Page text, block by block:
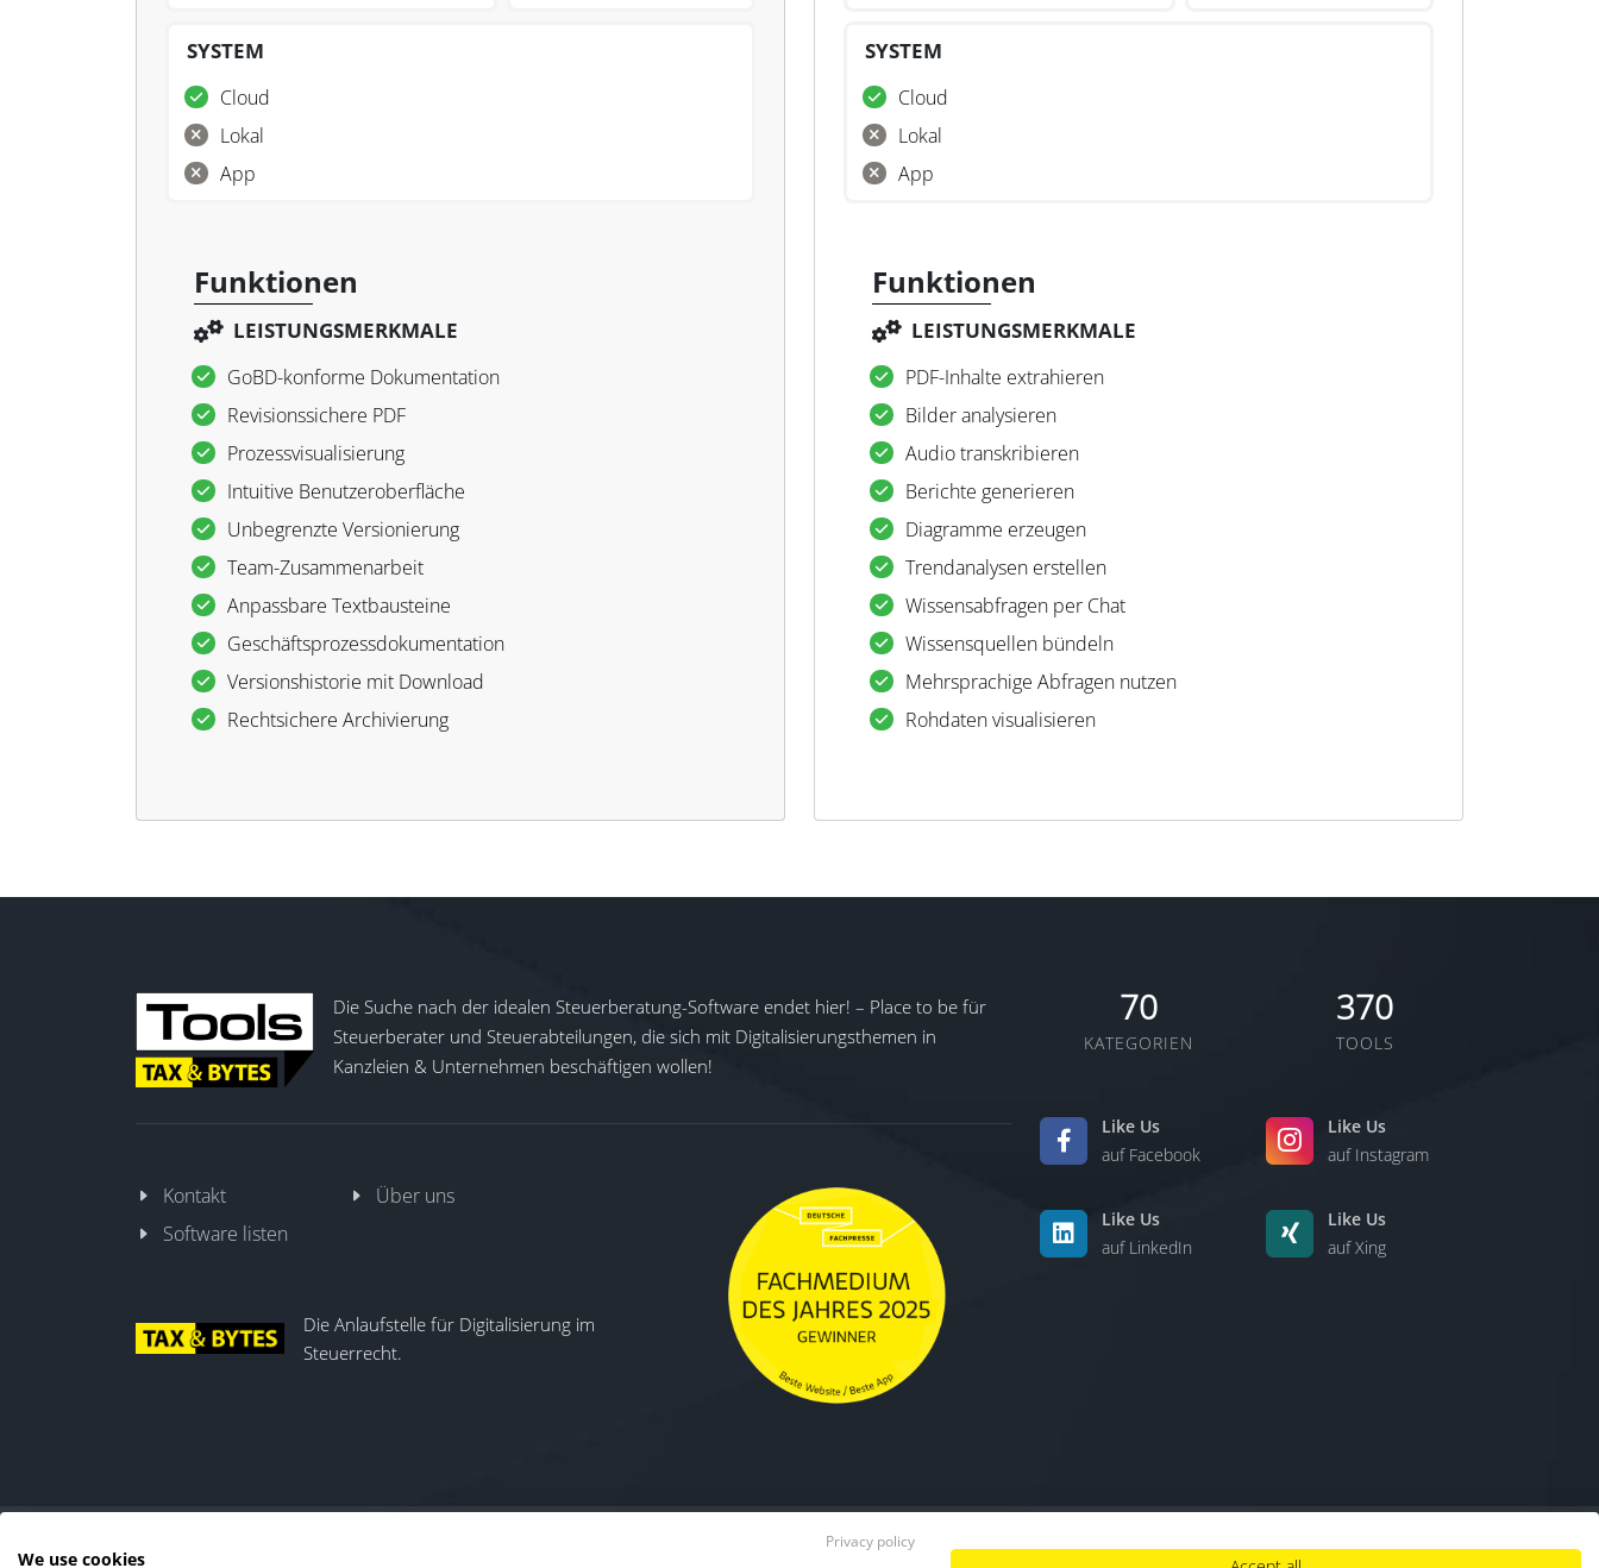
SYSTEM
Cloud
Lokal
App
Funktionen
LEISTUNGSMERKMALE
GoBD-konforme Dokumentation
Revisionssichere PDF
Prozessvisualisierung
Intuitive Benutzeroberfläche
Unbegrenzte Versionierung
Team-Zusammenarbeit
Anpassbare Textbausteine
Geschäftsprozessdokumentation
Versionshistorie mit Download
Rechtsichere Archivierung
SYSTEM
Cloud
Lokal
App
Funktionen
LEISTUNGSMERKMALE
PDF-Inhalte extrahieren
Bilder analysieren
Audio transkribieren
Berichte generieren
Diagramme erzeugen
Trendanalysen erstellen
Wissensabfragen per Chat
Wissensquellen bündeln
Mehrsprachige Abfragen nutzen
Rohdaten visualisieren
Die Suche nach der idealen Steuerberatung-Software endet hier! – Place to be für
Steuerberater und Steuerabteilungen, die sich mit Digitalisierungsthemen in
Kanzleien & Unternehmen beschäftigen wollen!
Kontakt
Über uns
Software listen
Die Anlaufstelle für Digitalisierung im
Steuerrecht.
70
KATEGORIEN
370
TOOLS
Like Us
auf Facebook
Like Us
auf Instagram
Like Us
auf LinkedIn
Like Us
auf Xing
Privacy policy
We use cookies